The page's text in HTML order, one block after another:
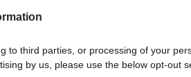
to third parties, or processing of your
by us, please use the below opt-out